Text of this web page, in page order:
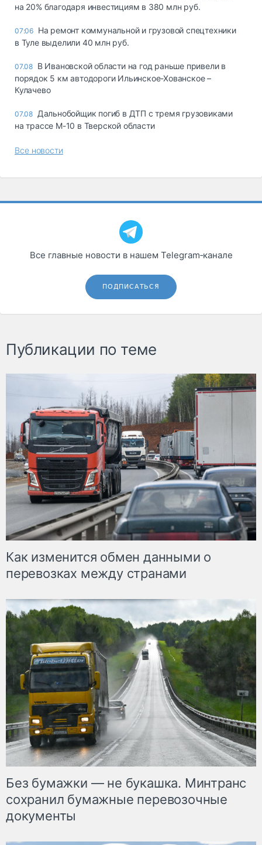
на 20% благодаря инвестициям в 380 млн руб.
07:06 На ремонт коммунальной и грузовой спецтехники
в Туле выделили 40 млн руб.
07.08 В Ивановской области на год раньше привели в
порядок 5 км автодороги Ильинское-Хованское –
Кулачево
07.08 Дальнобойщик погиб в ДТП с тремя грузовиками
на трассе М-10 в Тверской области
Все новости
Все главные новости в нашем Telegram‑канале
ПОДПИСАТЬСЯ
Публикации по теме
Как изменится обмен данными о
перевозках между странами
Без бумажки — не букашка. Минтранс
сохранил бумажные перевозочные
документы